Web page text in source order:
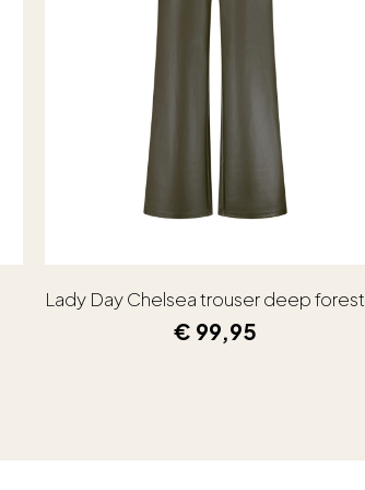
Lady Day Chelsea trouser deep forest
€ 99,95